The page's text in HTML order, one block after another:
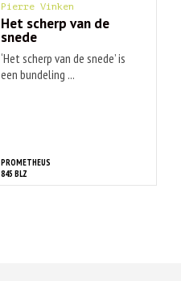
Pierre Vinken
Het scherp van de
snede
‘Het scherp van de snede’ is
een bundeling ...
PROMETHEUS
845 BLZ